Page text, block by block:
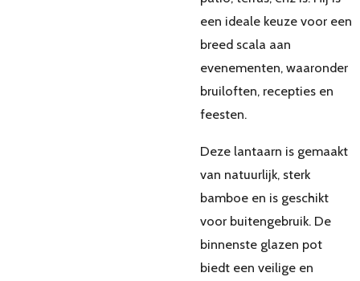
een ideale keuze voor een
breed scala aan
evenementen, waaronder
bruiloften, recepties en
feesten.
Deze lantaarn is gemaakt
van natuurlijk, sterk
bamboe en is geschikt
voor buitengebruik. De
binnenste glazen pot
biedt een veilige en